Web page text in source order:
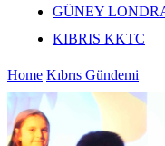
GÜNEY
KIBRIS KKTC
Home Kıbrıs Gündemi